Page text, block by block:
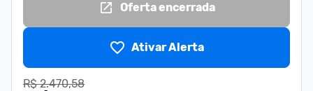
Oferta encerrada
Ativar Alerta
R$ 2.470,58